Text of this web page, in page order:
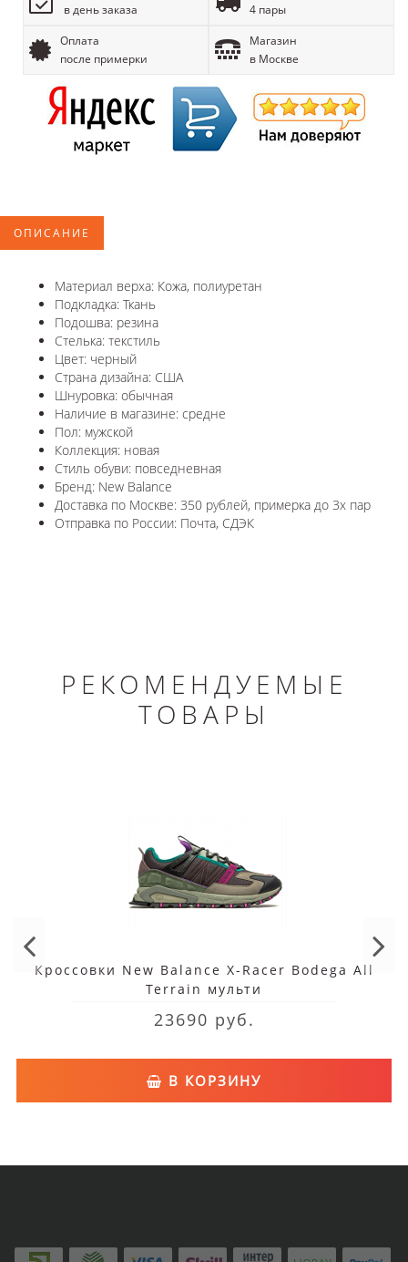
в день заказа
4 пары
Оплата
после примерки
Магазин
в Москве
ОПИСАНИЕ
Материал верха: Кожа, полиуретан
Подкладка: Ткань
Подошва: резина
Стелька: текстиль
Цвет: черный
Страна дизайна: США
Шнуровка: обычная
Наличие в магазине: средне
Пол: мужской
Коллекция: новая
Стиль обуви: повседневная
Бренд: New Balance
Доставка по Москве: 350 рублей, примерка до 3х пар
Отправка по России: Почта, СДЭК
РЕКОМЕНДУЕМЫЕ
ТОВАРЫ
Кроссовки New Balance X-Racer Bodega All
Terrain мульти
23690 руб.
В КОРЗИНУ